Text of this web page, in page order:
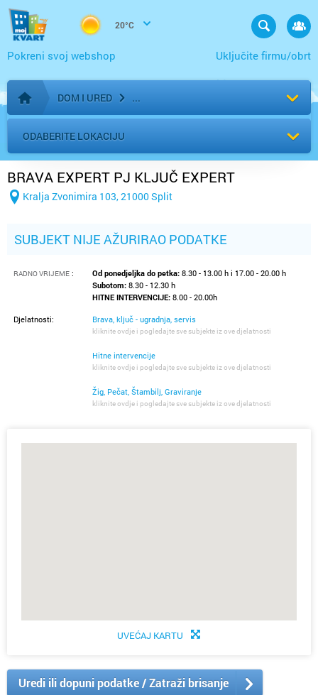
20°C
Uključite firmu/obrt
Pokreni svoj webshop
Početna stranica
DOM I URED
ODABERITE LOKACIJU
BRAVA EXPERT PJ KLJUČ EXPERT
Kralja Zvonimira 103, 21000 Split
SUBJEKT NIJE AŽURIRAO PODATKE
RADNO VRIJEME: Od ponedjeljka do petka:8.30 - 13.00 h i 17.00 - 20.00 h
Subotom:8.30 - 12.30 h
HITNE INTERVENCIJE:8.00 - 20.00h
Djelatnosti: Brava, ključ - ugradnja, servis
kliknite ovdje i pogledajte sve subjekte iz ove djelatnosti
Hitne intervencije
kliknite ovdje i pogledajte sve subjekte iz ove djelatnosti
Žig, Pečat, Štambilj, Graviranje
kliknite ovdje i pogledajte sve subjekte iz ove djelatnosti
UVEĆAJ KARTU
Uredi ili dopuni podatke / Zatraži brisanje